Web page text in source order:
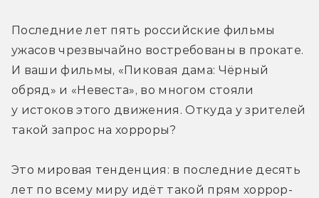
Последние лет пять российские фильмы
ужасов чрезвычайно востребованы в прокате.
И ваши фильмы, «Пиковая дама: Чёрный
обряд» и «Невеста», во многом стояли
у истоков этого движения. Откуда у зрителей
такой запрос на хорроры?
Это мировая тенденция: в последние десять
лет по всему миру идёт такой прям хоррор-